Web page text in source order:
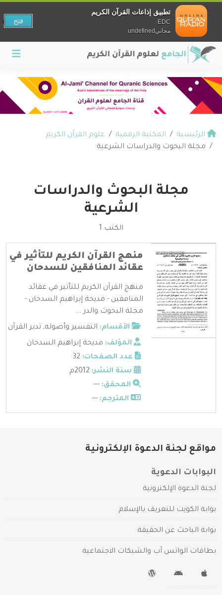
الرئيسية المكتبة الرقمية
علوم القرآن الكريم
مجلة البحوث والدراسات الشرعية
مجلة البحوث والدراسات
الشرعية
الكتب 1
منهج القرآن الكريم للتأثير في
عقائد المنافقين للسدحان
منهج القرآن الكريم للتأثير في عقائد
المنافقين - مديحة إبراهيم السدحان -
مجلة البحوث والدر ...
الأقسام: التفسير وأصوله, تدبر القرآن
المؤلف: مديحة إبراهيم السدحان
عدد الصفحات:
سنة النشر:
المحقق: ---
المترجم: ---
مواقع لجنة الدعوة الإلكترونية
البوابات الدعوية
لجنة الدعوة الإلكترونية
بوابة الكويت للتعريف بالإسلام
بوابة الباحث عن الحقيقة
بطاقات الواتس آب والشبكات الاجتماعية
تطبيق إذاعات القرآن الكريم
EDC
مجانيundefined
فتح